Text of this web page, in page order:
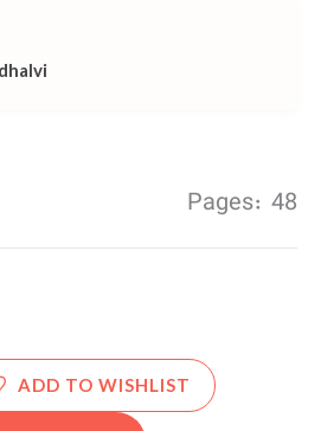
Pages: 48
ADD TO WISHLIST